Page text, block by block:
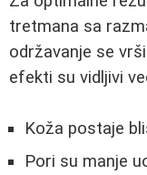
tretmana sa
održavanje se
efekti su vidljivi
Koža postaje
Pori su manje